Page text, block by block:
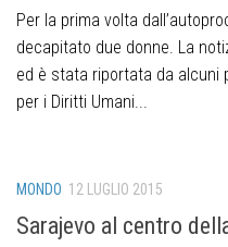
Per la prima volta
decapitato due donne. La
ed è stata riportata da alcuni
per i Diritti Umani...
MONDO 12 LUGLIO 2015
Sarajevo al centro